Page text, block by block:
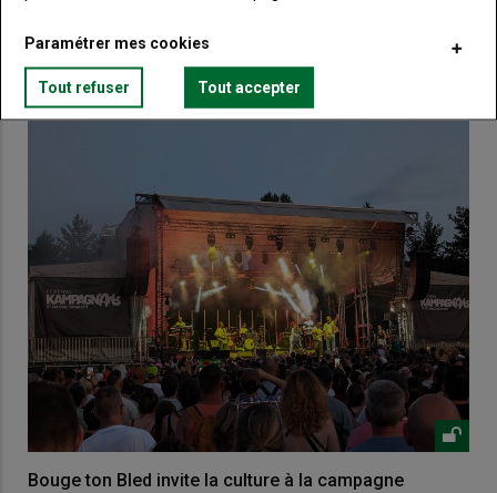
VOUS AIMEREZ AUSSI
Bouge ton Bled invite la culture à la campagne
Paramétrer mes cookies
Tout refuser Tout accepter